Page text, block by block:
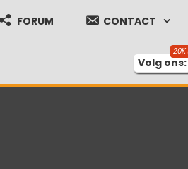
FORUM CONTACT
Volg ons: